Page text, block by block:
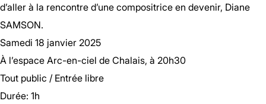
d’aller à la rencontre d’une compositrice en devenir, Diane
SAMSON.
Samedi 18 janvier 2025
À l’espace Arc-en-ciel de Chalais, à 20h30
Tout public / Entrée libre
Durée: 1h